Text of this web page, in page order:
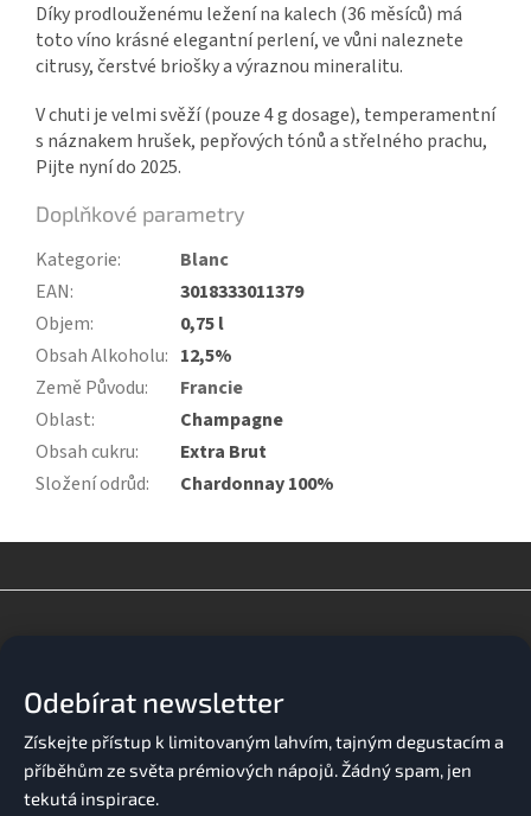
Díky prodlouženému ležení na kalech (36 měsíců) má
toto víno krásné elegantní perlení, ve vůni naleznete
citrusy, čerstvé briošky a výraznou mineralitu.
V chuti je velmi svěží (pouze 4 g dosage), temperamentní
s náznakem hrušek, pepřových tónů a střelného prachu,
Pijte nyní do 2025.
Doplňkové parametry
Kategorie:
Blanc
EAN:
3018333011379
Objem:
0,75 l
Obsah Alkoholu: 12,5%
Země Původu:
Francie
Oblast:
Champagne
Obsah cukru:
Extra Brut
Složení odrůd: Chardonnay 100%
Odebírat newsletter